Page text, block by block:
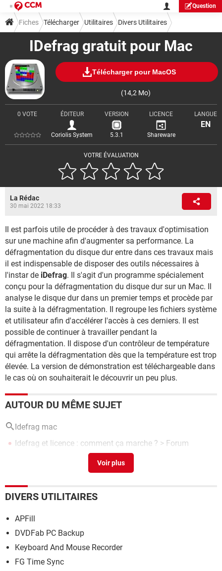
Question
IDefrag gratuit pour Mac
Télécharger pour MacOS
(14,2 Mo)
VOTRE ÉVALUATION
0 VOTE ÉDITEUR
Coriolis System
VERSION
5.3.1
LICENCE
Shareware
LANGUE
EN
Fiches Télécharger Utilitaires Divers Utilitaires
La Rédac
30 mai 2022 18:33
Il est parfois utile de procéder à des travaux d'optimisation
sur une machine afin d'augmenter sa performance. La
défragmentation du disque dur entre dans ces travaux mais
il est indispensable de disposer des outils nécessaires à
l'instar de iDefrag. Il s'agit d'un programme spécialement
conçu pour la défragmentation du disque dur sur un Mac. Il
analyse le disque dur dans un premier temps et procède par
la suite à la défragmentation. Il regroupe les fichiers système
et utilisateur afin d'accélérer l'accès à ces derniers. Il est
possible de continuer à travailler pendant la
défragmentation. Il dispose d'un contrôleur de température
qui arrête la défragmentation dès que la température est trop
élevée. La version de démonstration est téléchargeable dans
le cas où on souhaiterait le découvrir un peu plus.
AUTOUR DU MÊME SUJET
Idefrag mac
Idefrag et licence : comment ça marche ? > Forum
DIVERS UTILITAIRES
APFill
DVDFab PC Backup
Keyboard And Mouse Recorder
FG Time Sync